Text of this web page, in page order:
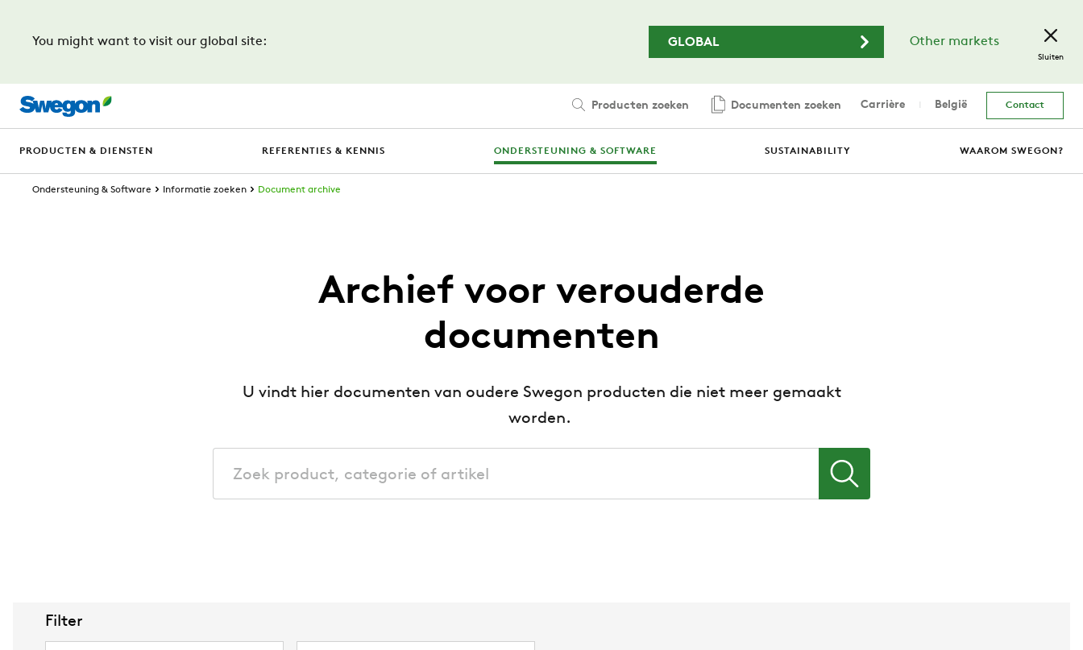
You might want to visit our global site:
GLOBAL Other markets
Sluiten
Producten zoeken Documenten zoeken Carrière België Contact
PRODUCTEN & DIENSTEN REFERENTIES & KENNIS ONDERSTEUNING & SOFTWARE SUSTAINABILITY WAAROM SWEGON?
Ondersteuning & Software Informatie zoeken Document archive
Archief voor verouderde
documenten
U vindt hier documenten van oudere Swegon producten die niet meer gemaakt
worden.
Filter